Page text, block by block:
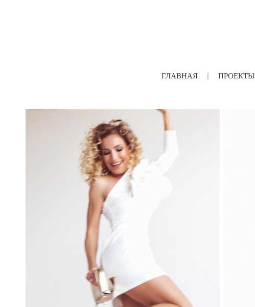
ГЛАВНАЯ ПРОЕКТЫ